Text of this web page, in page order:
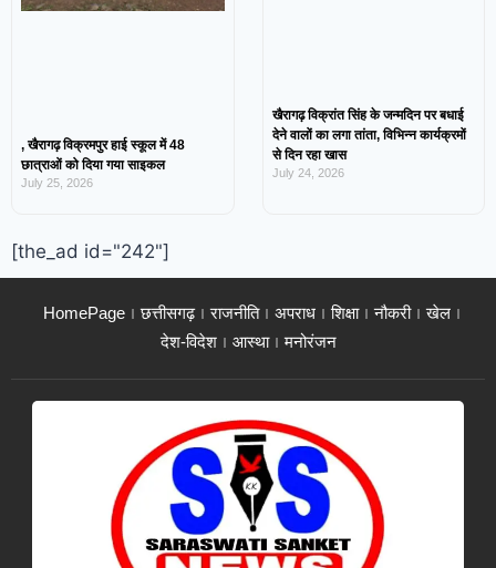
, खैरागढ़ विक्रमपुर हाई स्कूल में 48
छात्राओं को दिया गया साइकल
July 25, 2026
खैरागढ़ विक्रांत सिंह के जन्मदिन पर बधाई
देने वालों का लगा तांता, विभिन्न कार्यक्रमों
से दिन रहा खास
July 24, 2026
[the_ad id="242"]
HomePage छत्तीसगढ़ राजनीति अपराध शिक्षा नौकरी
खेल
देश-विदेश
आस्था मनोरंजन